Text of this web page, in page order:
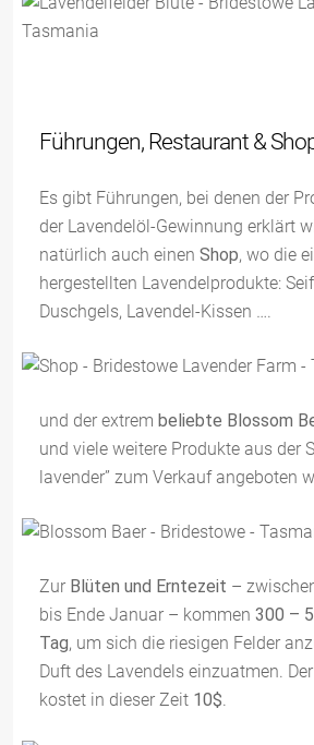
Führungen, Restaurant &
Es gibt Führungen, bei denen der
der Lavendelöl-Gewinnung erklärt
natürlich auch einen Shop, wo die
hergestellten Lavendelprodukte:
Duschgels, Lavendel-Kissen ….
und der extrem beliebte Blossom
und viele weitere Produkte aus der
lavender” zum Verkauf angeboten
Zur Blüten und Erntezeit –
bis Ende Januar – kommen 300 –
Tag, um sich die riesigen Felder
Duft des Lavendels einzuatmen. Der
kostet in dieser Zeit 10$.